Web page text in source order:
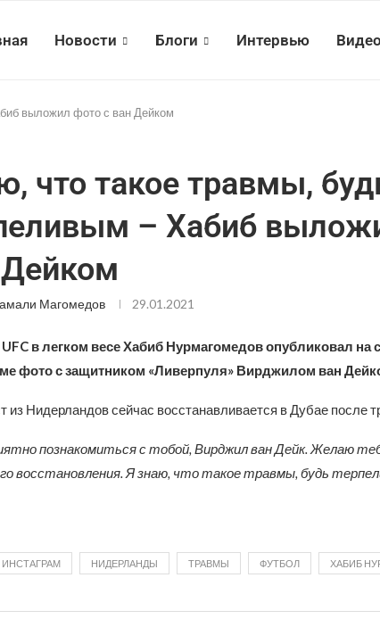
Новости Блоги Интервью Видео
выложил фото с ван Дейком
что такое травмы,
– Хабиб
Магомедов 29.01.2021
в легком весе Хабиб Нурмагомедов опубликовал на
фото с защитником «Ливерпуля» Вирджилом ван
из Нидерландов сейчас восстанавливается в Дубае после
познакомиться с тобой, Вирджил ван Дейк. Желаю
восстановления. Я знаю, что такое травмы, будь
ИНСТАГРАМ НИДЕРЛАНДЫ ТРАВМЫ ФУТБОЛ ХАБИБ